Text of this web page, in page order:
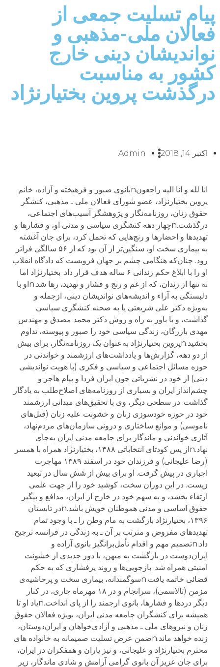
پیام تسلیت جمعی از
فعالان ملی-مذهبی و
نواندیشان دینی خارج
کشور به مناسبت
درگذشت پروین بختیارنژاد
اکتبر 14, 2018 Admin
انا لله و انا الیه راجعونnبانوی صبور و فرهیخته و آزاده، خانم
پروین بختیارنژاد، عضو شورای فعالان ملی ـ مذهبی، کنشگر
حقوق زنان، روزنامه‌نگار و پژوهشگر آسیب‌های اجتماعی،
درگذشت.nچهار دهه کنشگری سیاسی و مدنی او، و فشارها و
تهدیدها و احضارها و رنج‌هایی که تحمل کرد، برای جان آغشته
به بیماری سخت او، سنگین‌تر از آن بود که از ۵۶ سالگی فراتر
رود. چنان‌که هنگامی چشم بر جهان فروبست که دادگاه انقلاب
او را با ابلاغ حکم زندانی ۶ ساله هدف قرار داد. بختیارنژاد اما
نه تنها از زندان، که از غم و رنج و فشار و تهدید، رها شد.nاو با
دلبستگی به آراء و اندیشه‌های نواندیشان دینی، ازجمله و
به‌ویژه دکتر علی شریعتی پا به صحنه کنشگری سیاسی
گذاشت، و با باور به راه و روش دکتر محمد مصدق و مهندس
مهدی بازرگان، زندگی سیاسی خود را صبور و پیوسته، تداوم
بخشید.nپروین بختیارنژاد به‌عنوان یک روزنامه‌نگار، برای بیش
از دو دهه، گزارش‌ها و یادداشت‌های ارزشمند و خواندنی در
حوزه مسائل اجتماعی و سیاسی و فکری (با هویت نواندیشی
دینی) از خود در نشریاتی چون ایران فردا و پیام هاجر و
چشم‌انداز ایران و بسیاری از روزنامه‌های اصلاح‌طلب به یادگار
گذاشت. در سطحی دیگر، وی با تحقیق‌های میدانی ارزشمند
خود در حوزه خودسوزی زنان و خشونت علیه زنان (قتل‌های
ناموسی) و موانع ساختاری و درونی سازمان‌های مردم‌نهاد،
آثاری خواندنی و ماندگار برای جامعه مدنی ایران به‌جای
نهاد.nاز پس کودتای انتخاباتی ۱۳۸۸، بختیارنژاد همراه با همسر
(رضا علیجانی) و فرزندان خود در اسفند ۱۳۸۹ مهاجرت
اجباری در پیش گرفت. او برای بیش از شش سال در تبعید
زیست. در این دوران سخت، کوشید خود را از جهت علمی
ارتقاء بخشد، و به سهم خود در خارج از ایران، مدافع و پیگیر
حقوق اساسی و مدنی هموطنان خویش باشد.nدر تابستان
۱۳۹۶، بختیارنژاد بازگشت به مام وطن را ـ با وجود تمام
تهدیدهای مفروض و مترتب بر آن ـ به زندگی در فرانسه ترجیح
داد.nتصمیم مهم و اقدام تأمل‌برانگیز بانوی آزاده و
ایران‌دوست در بازگشت به میهن، با دور جدیدی از خشونت
امنیتی همراه شد. بازجویی‌ها و روند پرفشاری که به حکم
قضائی خاتمه یافت.nسوگمندانه، بیماری سخت و پرحاشیه‌ی
مزمن (تالاسمی)، سرانجام و در ۱۸ مهرماه جاری، در کنار
دیگر دردها و فشارها، بانوی ارجمند را از پای انداخت.nیاد او تا
همیشه برای کنشگران جامعه مدنی ایران، بویژه فعالان حقوق
زنان و نیروهای ملی ـ مذهبی و آزادی‌خواهان و ایران‌دوستان،
زنده خواهد ماند.nضمن عرض تسلیت صمیمانه به خانواده های
محترم بختیارنژاد و علیجانی، و نیز یاران و همفکران در ایران،
برای جان عزیز آن بانوی گرامی آرامش و شادی ماندگار، زیر